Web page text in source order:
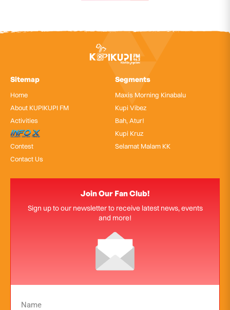
Sitemap
Home
About KUPIKUPI FM
Activities
InfoX
Contest
Contact Us
Segments
Maxis Morning Kinabalu
Kupi Vibez
Bah, Atur!
Kupi Kruz
Selamat Malam KK
Join Our Fan Club!
Sign up to our newsletter to receive latest news, events
and more!